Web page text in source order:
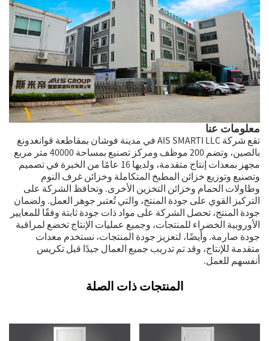
معلومات عنا
تقع شركة AIS SMARTI LLC في مدينة فوشان بمقاطعة قوانغدونغ
بالصين، وتضم 200 موظف ومركز تصنيع بمساحة 40000 متر مربع
مجهز بمعدات إنتاج متقدمة، ولديها 16 عامًا من الخبرة في تصميم
وتصنيع وتوزيع خزائن المطبخ المتكاملة وخزائن غرف النوم
وطاولات الحمام وخزائن التخزين الأخرى. وتحافظ الشركة على
التركيز القوي على جودة المنتج، والتي تُعتبر جوهر العمل. ولضمان
جودة المنتج، تحصل الشركة على مواد ذات جودة ثابتة وفقًا للمعايير
الأوروبية الخضراء للمنتجات، وجميع عمليات الإنتاج تخضع لمراقبة
جودة صارمة. وأيضًا، لتعزيز جودة المنتجات، نستخدم معدات
متقدمة للإنتاج، وقد تم تدريب جميع العمال جيدًا قبل تكريس
أنفسهم للعمل.
المنتجات ذات الصلة